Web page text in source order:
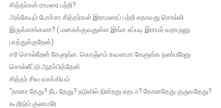
சித்தர்கள் ராமரை பற்றி?
அங்கேயும் போச்சா சித்தர்கள் இராமரைப் பற்றி எதாவது சொல்லி
இருக்காங்களா? ( மனசுக்குவதுள்ள இங்க எப்படி இராமர் வறாருனு
பாத்துக்குறேன்)
சரி சொல்றேன் கேளுங்க. கொஞ்சம் கவனமா கேளுங்க நண்பரேனு
சொல்லீட்டு ஆரம்பித்தேன்.
சித்தர் சிவ வாக்கியம்
“நானா தேது? நீய தேது? நடுவில் நின்றது ஏதடா? கோனதேது குருவதேது?
கூறிடும் குலாமரே